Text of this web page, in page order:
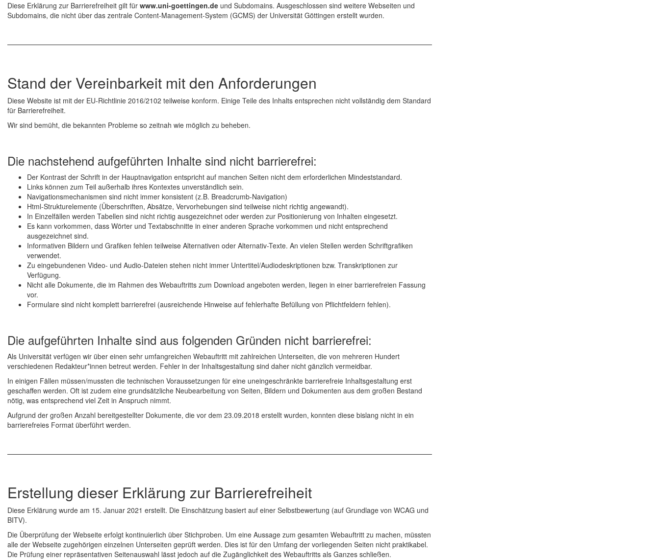
Diese Erklärung zur Barrierefreiheit gilt für www.uni-goettingen.de und Subdomains. Ausgeschlossen sind weitere Webseiten und
Subdomains, die nicht über das zentrale Content-Management-System (GCMS) der Universität Göttingen erstellt wurden.
Stand der Vereinbarkeit mit den Anforderungen
Diese Website ist mit der EU-Richtlinie 2016/2102 teilweise konform. Einige Teile des Inhalts entsprechen nicht vollständig dem Standard
für Barrierefreiheit.
Wir sind bemüht, die bekannten Probleme so zeitnah wie möglich zu beheben.
Die nachstehend aufgeführten Inhalte sind nicht barrierefrei:
Der Kontrast der Schrift in der Hauptnavigation entspricht auf manchen Seiten nicht dem erforderlichen Mindeststandard.
Links können zum Teil außerhalb ihres Kontextes unverständlich sein.
Navigationsmechanismen sind nicht immer konsistent (z.B. Breadcrumb-Navigation)
Html-Strukturelemente (Überschriften, Absätze, Vervorhebungen sind teilweise nicht richtig angewandt).
In Einzelfällen werden Tabellen sind nicht richtig ausgezeichnet oder werden zur Positionierung von Inhalten eingesetzt.
Es kann vorkommen, dass Wörter und Textabschnitte in einer anderen Sprache vorkommen und nicht entsprechend
ausgezeichnet sind.
Informativen Bildern und Grafiken fehlen teilweise Alternativen oder Alternativ-Texte. An vielen Stellen werden Schriftgrafiken
verwendet.
Zu eingebundenen Video- und Audio-Dateien stehen nicht immer Untertitel/Audiodeskriptionen bzw. Transkriptionen zur
Verfügung.
Nicht alle Dokumente, die im Rahmen des Webauftritts zum Download angeboten werden, liegen in einer barrierefreien Fassung
vor.
Formulare sind nicht komplett barrierefrei (ausreichende Hinweise auf fehlerhafte Befüllung von Pflichtfeldern fehlen).
Die aufgeführten Inhalte sind aus folgenden Gründen nicht barrierefrei:
Als Universität verfügen wir über einen sehr umfangreichen Webauftritt mit zahlreichen Unterseiten, die von mehreren Hundert
verschiedenen Redakteur*innen betreut werden. Fehler in der Inhaltsgestaltung sind daher nicht gänzlich vermeidbar.
In einigen Fällen müssen/mussten die technischen Voraussetzungen für eine uneingeschränkte barrierefreie Inhaltsgestaltung erst
geschaffen werden. Oft ist zudem eine grundsätzliche Neubearbeitung von Seiten, Bildern und Dokumenten aus dem großen Bestand
nötig, was entsprechend viel Zeit in Anspruch nimmt.
Aufgrund der großen Anzahl bereitgestellter Dokumente, die vor dem 23.09.2018 erstellt wurden, konnten diese bislang nicht in ein
barrierefreies Format überführt werden.
Erstellung dieser Erklärung zur Barrierefreiheit
Diese Erklärung wurde am 15. Januar 2021 erstellt. Die Einschätzung basiert auf einer Selbstbewertung (auf Grundlage von WCAG und
BITV).
Die Überprüfung der Webseite erfolgt kontinuierlich über Stichproben. Um eine Aussage zum gesamten Webauftritt zu machen, müssten
alle der Webseite zugehörigen einzelnen Unterseiten geprüft werden. Dies ist für den Umfang der vorliegenden Seiten nicht praktikabel.
Die Prüfung einer repräsentativen Seitenauswahl lässt jedoch auf die Zugänglichkeit des Webauftritts als Ganzes schließen.